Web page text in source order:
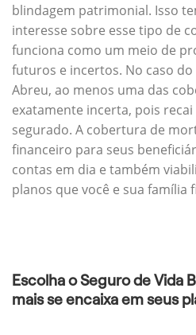
blindagem patrimonial. Isso
interesse sobre esse tipo de
funciona como um meio de
futuros e incertos. No caso
Abreu, ao menos uma das
exatamente incerta, pois
segurado. A cobertura de
financeiro para seus
contas em dia e também
planos que você e sua família
Escolha o Seguro de Vida
mais se encaixa em seus